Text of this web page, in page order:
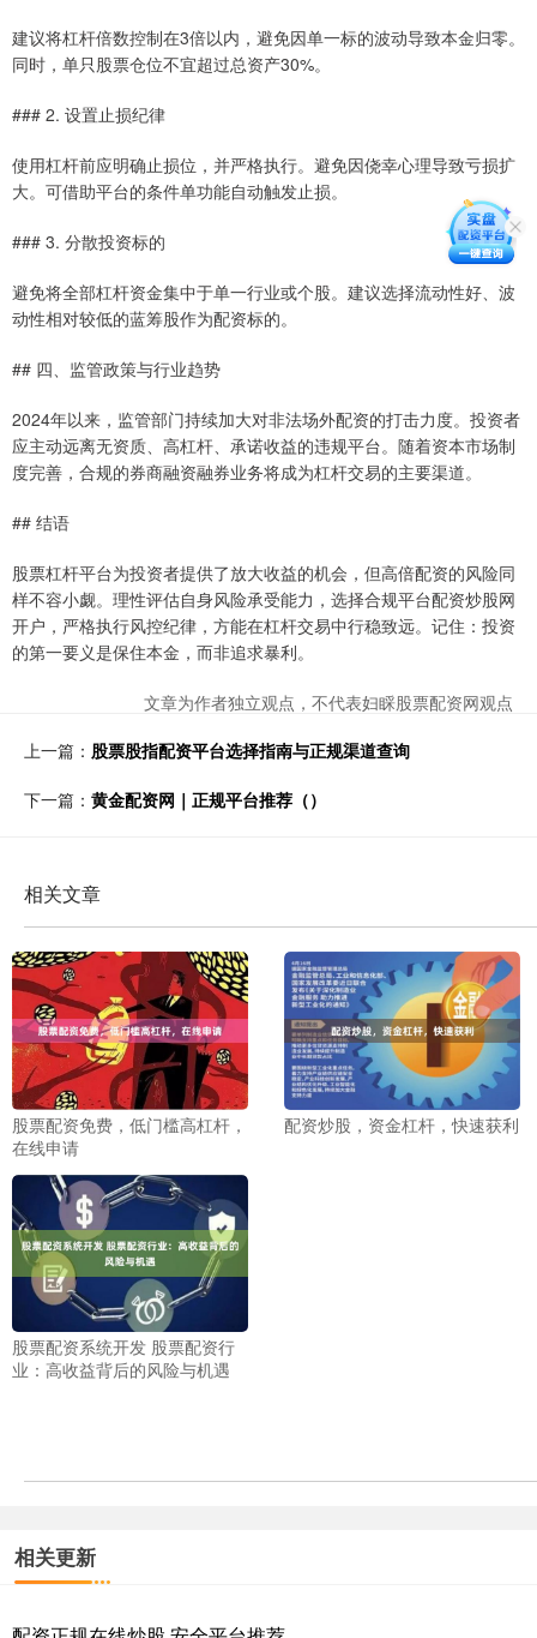
建议将杠杆倍数控制在3倍以内，避免因单一标的波动导致本金归零。
同时，单只股票仓位不宜超过总资产30%。
### 2. 设置止损纪律
使用杠杆前应明确止损位，并严格执行。避免因侥幸心理导致亏损扩
大。可借助平台的条件单功能自动触发止损。
### 3. 分散投资标的
避免将全部杠杆资金集中于单一行业或个股。建议选择流动性好、波
动性相对较低的蓝筹股作为配资标的。
## 四、监管政策与行业趋势
2024年以来，监管部门持续加大对非法场外配资的打击力度。投资者
应主动远离无资质、高杠杆、承诺收益的违规平台。随着资本市场制
度完善，合规的券商融资融券业务将成为杠杆交易的主要渠道。
## 结语
股票杠杆平台为投资者提供了放大收益的机会，但高倍配资的风险同
样不容小觑。理性评估自身风险承受能力，选择合规平台配资炒股网
开户，严格执行风控纪律，方能在杠杆交易中行稳致远。记住：投资
的第一要义是保住本金，而非追求暴利。
文章为作者独立观点，不代表妇睬股票配资网观点
上一篇： 股票股指配资平台选择指南与正规渠道查询
下一篇： 黄金配资网｜正规平台推荐（）
相关文章
股票配资免费，低门槛高杠杆，
在线申请
配资炒股，资金杠杆，快速获利
股票配资系统开发 股票配资行
业：高收益背后的风险与机遇
相关更新